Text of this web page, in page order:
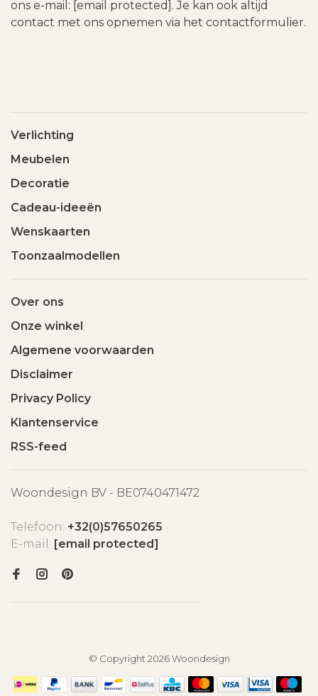
ons e-mail: [email protected] . Je kan ook altijd
contact met ons opnemen via het contactformulier.
Verlichting
Meubelen
Decoratie
Cadeau-ideeën
Wenskaarten
Toonzaalmodellen
Over ons
Onze winkel
Algemene voorwaarden
Disclaimer
Privacy Policy
Klantenservice
RSS-feed
Woondesign BV - BE0740471472
Telefoon: +32(0)57650265
E-mail: [email protected]
© Copyright 2026 Woondesign